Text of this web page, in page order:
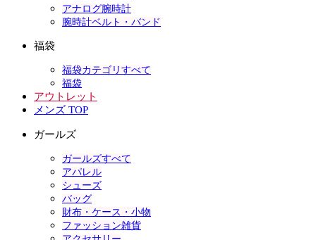
アナログ腕時計
腕時計ベルト・バンド
福袋
福袋カテゴリすべて
福袋
アウトレット
メンズ TOP
ガールズ
ガールズすべて
アパレル
シューズ
バッグ
財布・ケース・小物
ファッション雑貨